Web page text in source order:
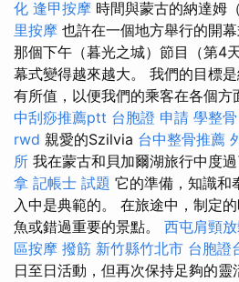
化 逢甲按摩 時間與蒙古的納達姆
里按摩 也許在一個地方舉行的開
那個下午（暮光之城）節目（第4
幕式變得越來越大。 我們的目標
有所值，以便我們的乘客在各個方
中刮痧推薦ptt 台胞證 申請 學整骨
rwd 親愛的Szilvia 台中整骨推薦
所 我在蒙古和貝加爾湖旅行中度
拿 記帳士 試題 它的準備，知識和
入中是典範的。 在旅途中，制定
魚或錯過重要的景點。 西屯肩頸
區按摩 撥筋 新竹縣竹北市 台胞證
日至日活動，但再次保持足夠的靈